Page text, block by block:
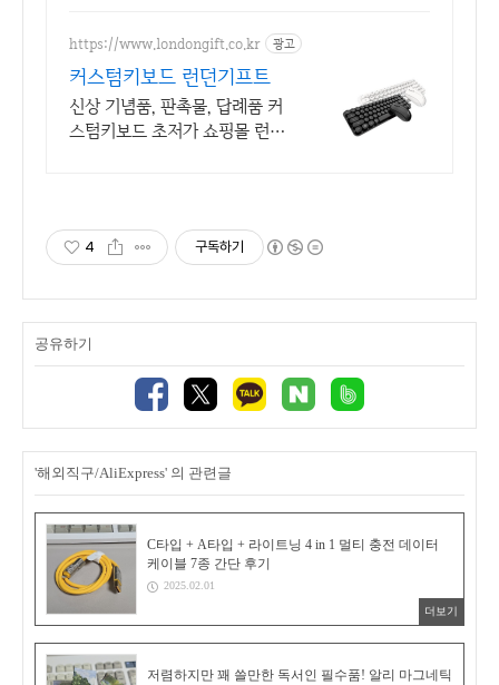
https://www.londongift.co.kr 광고
커스텀키보드 런던기프트
신상 기념품, 판촉물, 답례품 커
스텀키보드 초저가 쇼핑몰 런던
4 구독하기
공유하기
'해외직구/AliExpress' 의 관련글
C타입 + A타입 + 라이트닝 4 in 1 멀티 충전 데이터
케이블 7종 간단 후기
2025.02.01
더보기
저렴하지만 꽤 쓸만한 독서인 필수품! 알리 마그네틱